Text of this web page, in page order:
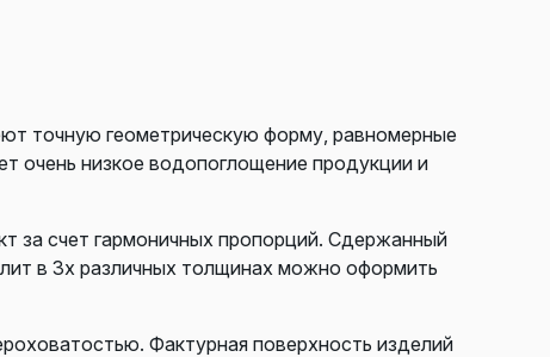
точную геометрическую форму, равномерные
очень низкое водопоглощение продукции и
за счет гармоничных пропорций. Сдержанный
в 3х различных толщинах можно оформить
Фактурная поверхность изделий